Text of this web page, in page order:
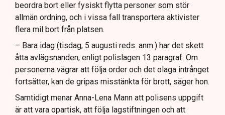
beordra bort eller fysiskt flytta personer som stör
allmän ordning, och i vissa fall transportera aktivister
flera mil bort från platsen.
– Bara idag (tisdag, 5 augusti reds. anm.) har det skett
åtta avlägsnanden, enligt polislagen 13 paragraf. Om
personerna vägrar att följa order och det olaga intrånget
fortsätter, kan de gripas misstänkta för brott, säger hon.
Samtidigt menar Anna-Lena Mann att polisens uppgift
är att vara opartisk, att följa lagstiftningen och att